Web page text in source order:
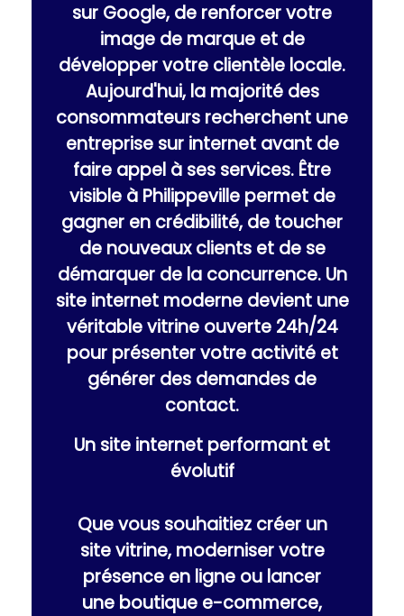
sur Google, de renforcer votre
image de marque et de
développer votre clientèle locale.
Aujourd'hui, la majorité des
consommateurs recherchent une
entreprise sur internet avant de
faire appel à ses services. Être
visible à Philippeville permet de
gagner en crédibilité, de toucher
de nouveaux clients et de se
démarquer de la concurrence. Un
site internet moderne devient une
véritable vitrine ouverte 24h/24
pour présenter votre activité et
générer des demandes de
contact.
Un site internet performant et
évolutif
Que vous souhaitiez créer un
site vitrine, moderniser votre
présence en ligne ou lancer
une boutique e-commerce,